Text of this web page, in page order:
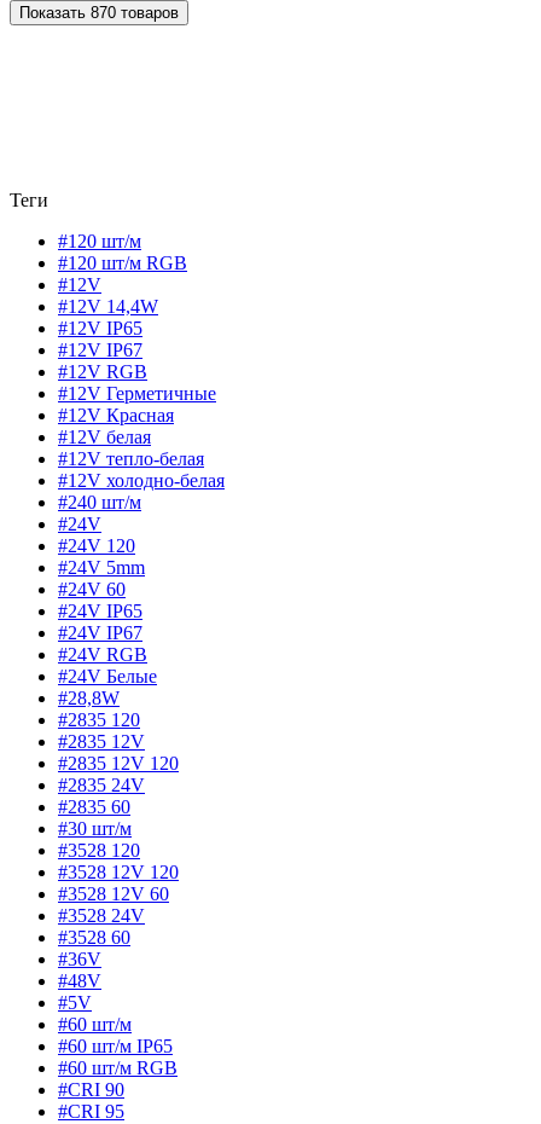
Показать 870 товаров
Теги
#120 шт/м
#120 шт/м RGB
#12V
#12V 14,4W
#12V IP65
#12V IP67
#12V RGB
#12V Герметичные
#12V Красная
#12V белая
#12V тепло-белая
#12V холодно-белая
#240 шт/м
#24V
#24V 120
#24V 5mm
#24V 60
#24V IP65
#24V IP67
#24V RGB
#24V Белые
#28,8W
#2835 120
#2835 12V
#2835 12V 120
#2835 24V
#2835 60
#30 шт/м
#3528 120
#3528 12V 120
#3528 12V 60
#3528 24V
#3528 60
#36V
#48V
#5V
#60 шт/м
#60 шт/м IP65
#60 шт/м RGB
#CRI 90
#CRI 95